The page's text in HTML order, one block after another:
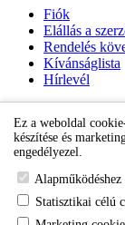
Fiók
Elállás a
Rendelés
Kívánságlista
Hírlevél
Gyermek Ékszer
Ez a weboldal
készítése és
engedélyezel.
Statisztikai célú